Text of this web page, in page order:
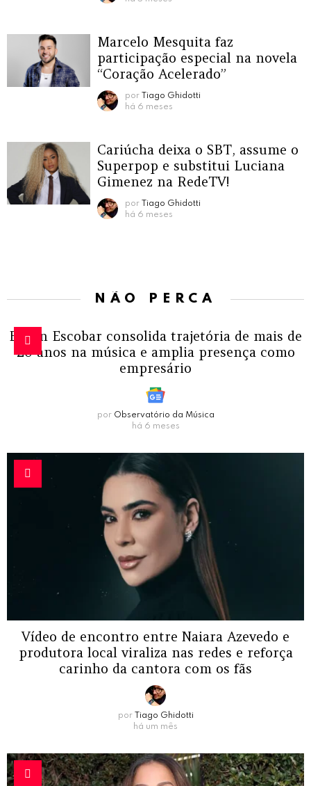
Marcelo Mesquita faz
participação especial na novela
“Coração Acelerado”
por
Tiago Ghidotti
há 6 meses
Cariúcha deixa o SBT, assume o
Superpop e substitui Luciana
Gimenez na RedeTV!
por
Tiago Ghidotti
há 6 meses
NÃO PERCA
Edson Escobar consolida trajetória de mais de
20 anos na música e amplia presença como
empresário
por Observatório da Música
há 6 meses
Vídeo de encontro entre Naiara Azevedo e
produtora local viraliza nas redes e reforça
carinho da cantora com os fãs
por
Tiago Ghidotti
há um mês